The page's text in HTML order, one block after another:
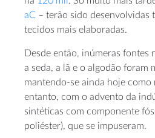
aC – terão sido desenvolvidas
tecidos mais elaboradas.
Desde então, inúmeras fontes
a seda, a lã e o algodão foram
mantendo-se ainda hoje como
entanto, com o advento da
sintéticas com componente
poliéster), que se impuseram.